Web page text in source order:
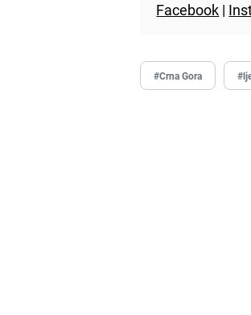
Facebook |
#Crna Gora